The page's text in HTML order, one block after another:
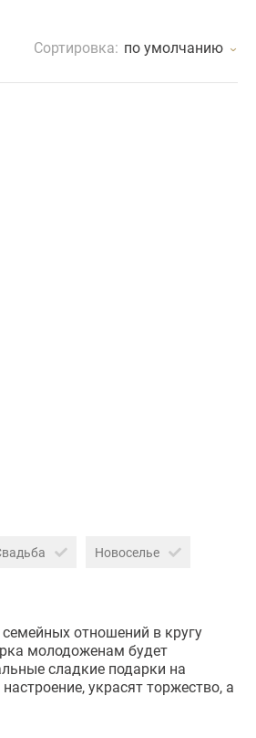
Сортировка: по умолчанию
Новоселье
отношений в кругу
молодоженам будет
сладкие подарки на
украсят торжество, а